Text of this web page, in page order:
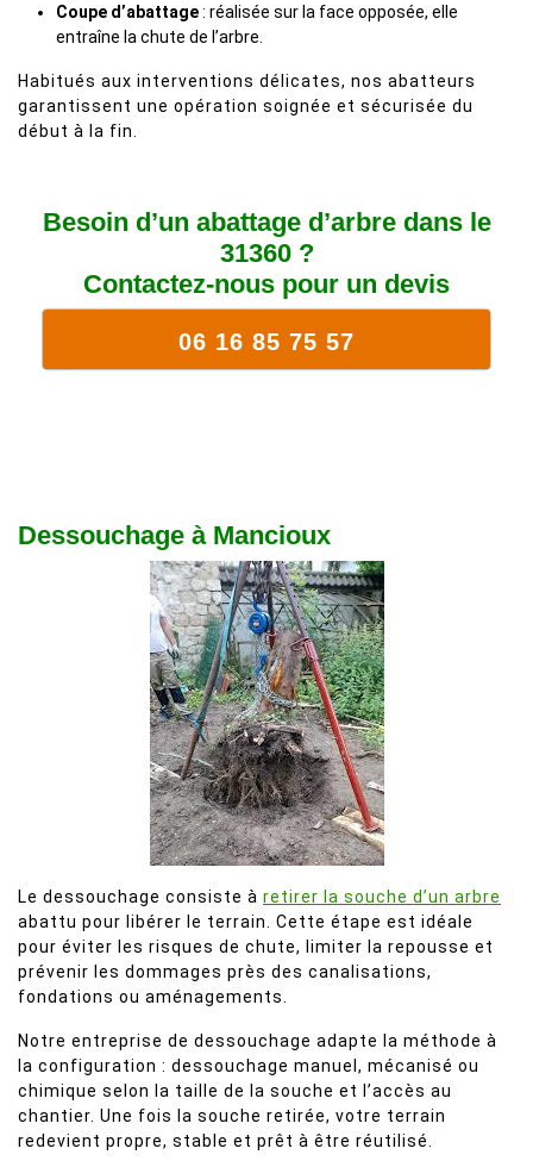
Coupe d’abattage: réalisée sur la face opposée, elle
entraîne la chute de l’arbre.
Habitués aux interventions délicates, nos abatteurs
garantissent une opération soignée et sécurisée du
début à la fin.
Besoin d’un abattage d’arbre dans le
31360 ?
Contactez-nous pour un devis
06 16 85 75 57
Dessouchage à Mancioux
Le dessouchage consiste à retirer la souche d’un arbre
abattu pour libérer le terrain. Cette étape est idéale
pour éviter les risques de chute, limiter la repousse et
prévenir les dommages près des canalisations,
fondations ou aménagements.
Notre entreprise de dessouchage adapte la méthode à
la configuration : dessouchage manuel, mécanisé ou
chimique selon la taille de la souche et l’accès au
chantier. Une fois la souche retirée, votre terrain
redevient propre, stable et prêt à être réutilisé.